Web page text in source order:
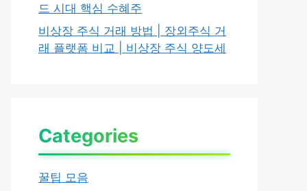
드 시대 핵심 수혜주
비상장 주식 거래 방법 | 장외주식 거
래 플랫폼 비교 | 비상장 주식 양도세
Categories
꿀팁 모음